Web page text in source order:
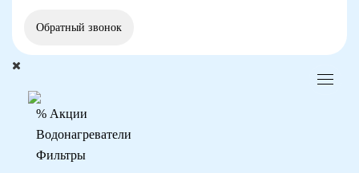
Обратный звонок
% Акции
Водонагреватели
Фильтры